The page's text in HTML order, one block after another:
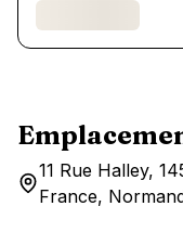
11 Rue Halley,
France,